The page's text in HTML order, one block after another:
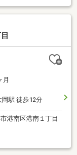
月
駅 徒歩12分
港南区港南１丁目